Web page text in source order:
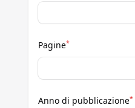
Pagine*
Anno di pubblicazione*